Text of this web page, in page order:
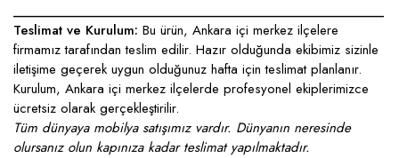
____________________________________________________
Teslimat ve Kurulum: Bu ürün, Ankara içi merkez ilçelere
firmamız tarafından teslim edilir. Hazır olduğunda ekibimiz sizinle
iletişime geçerek uygun olduğunuz hafta için teslimat planlanır.
Kurulum, Ankara içi merkez ilçelerde profesyonel ekiplerimizce
ücretsiz olarak gerçekleştirilir.
Tüm dünyaya mobilya satışımız vardır. Dünyanın neresinde
olursanız olun kapınıza kadar teslimat yapılmaktadır.